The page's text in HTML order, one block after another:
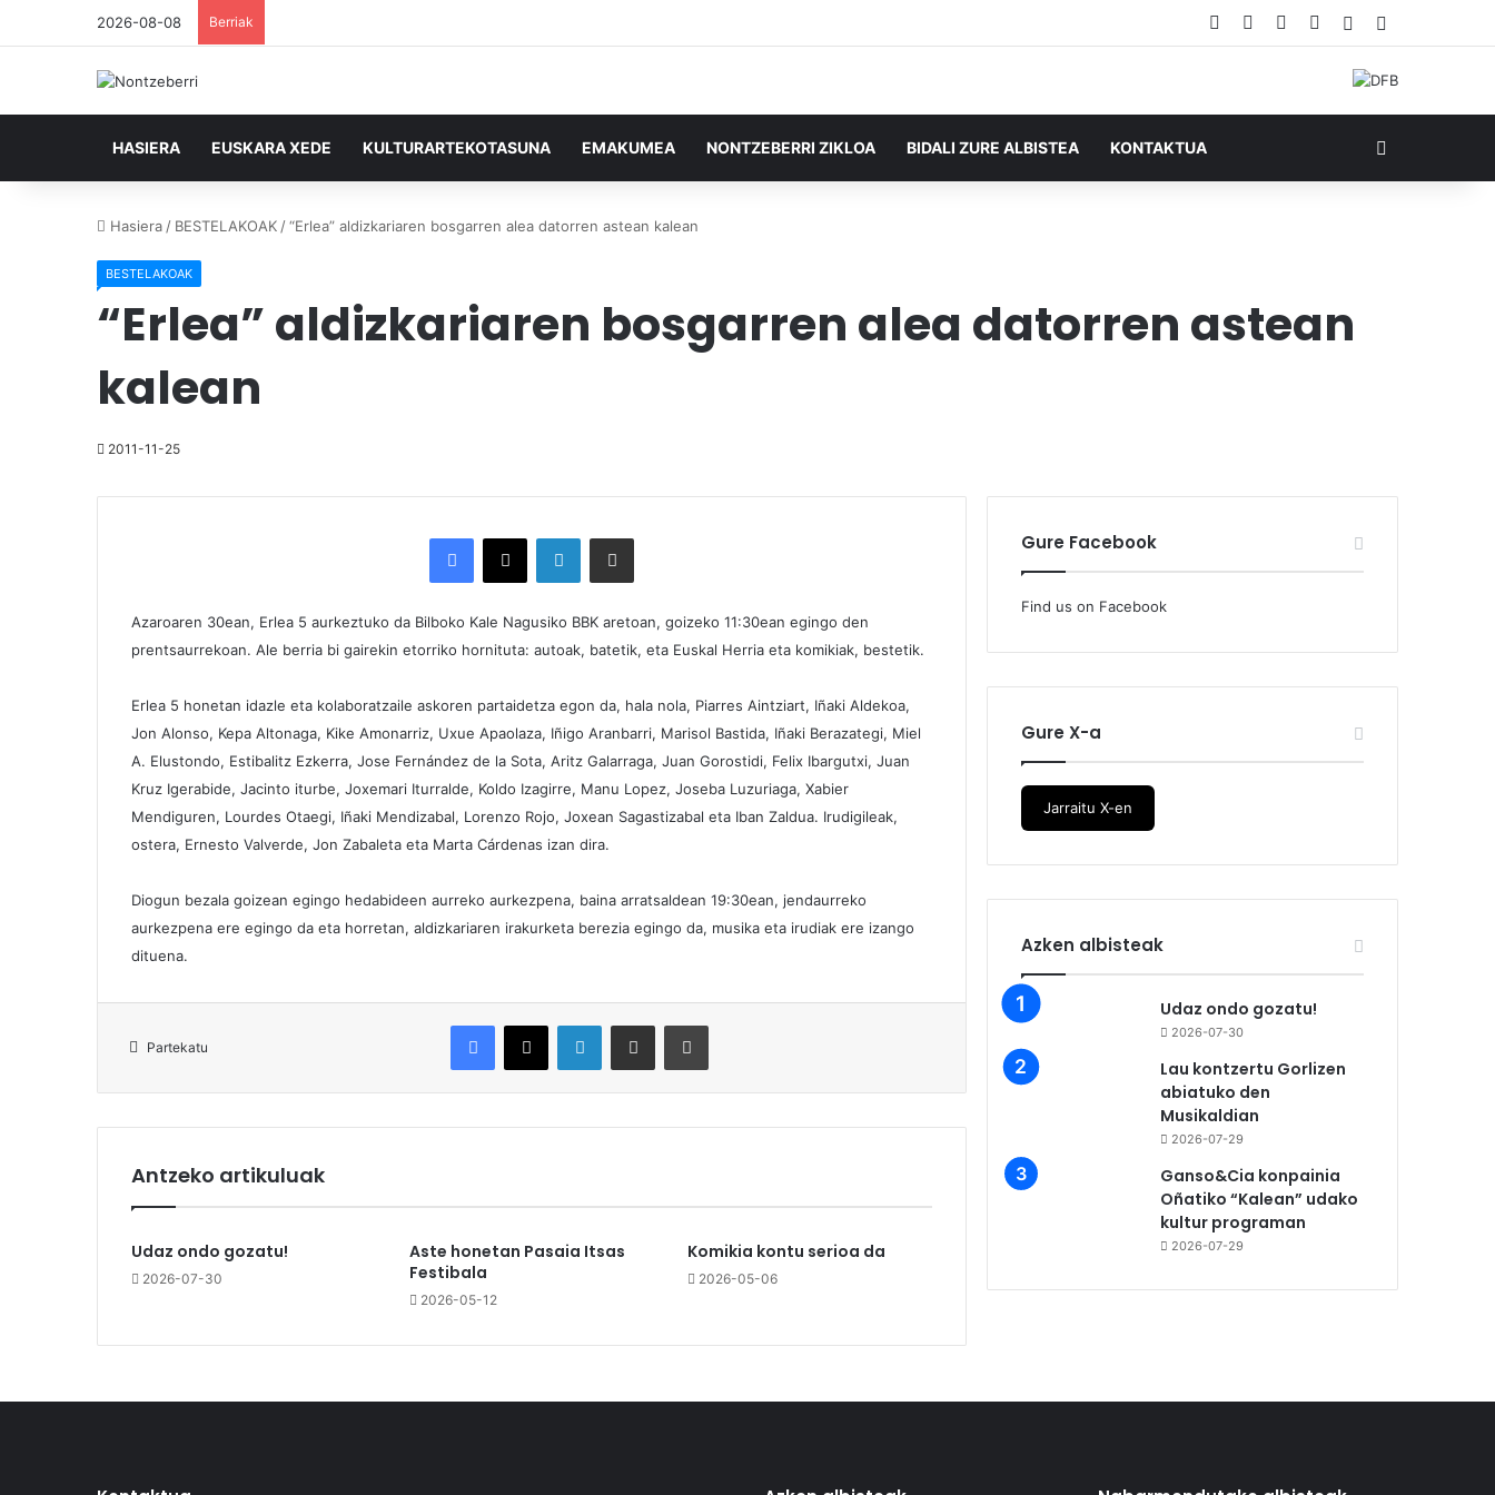
2026-08-08 Berriak Facebook YouTube
RSS Ausazko
HASIERA EUSKARA XEDE KULTURARTEKOTASUNA EMAKUMEA NONTZEBERRI ZIKLOA BIDALI ZURE ALBISTEA KONTAKTUA
Hasiera / BESTELAKOAK /“Erlea” aldizkariaren bosgarren alea datorren astean kalean
BESTELAKOAK
“Erlea” aldizkariaren bosgarren alea datorren astean
kalean
2011-11-25
Azaroaren 30ean, Erlea 5 aurkeztuko da Bilboko Kale Nagusiko BBK aretoan, goizeko 11:30ean egingo den
prentsaurrekoan. Ale berria bi gairekin etorriko hornituta: autoak, batetik, eta Euskal Herria eta komikiak, bestetik.
Erlea 5 honetan idazle eta kolaboratzaile askoren partaidetza egon da, hala nola, Piarres Aintziart, Iñaki Aldekoa,
Jon Alonso, Kepa Altonaga, Kike Amonarriz, Uxue Apaolaza, Iñigo Aranbarri, Marisol Bastida, Iñaki Berazategi, Miel
A. Elustondo, Estibalitz Ezkerra, Jose Fernández de la Sota, Aritz Galarraga, Juan Gorostidi, Felix Ibargutxi, Juan
Kruz Igerabide, Jacinto iturbe, Joxemari Iturralde, Koldo Izagirre, Manu Lopez, Joseba Luzuriaga, Xabier
Mendiguren, Lourdes Otaegi, Iñaki Mendizabal, Lorenzo Rojo, Joxean Sagastizabal eta Iban Zaldua. Irudigileak,
ostera, Ernesto Valverde, Jon Zabaleta eta Marta Cárdenas izan dira.
Diogun bezala goizean egingo hedabideen aurreko aurkezpena, baina arratsaldean 19:30ean, jendaurreko
aurkezpena ere egingo da eta horretan, aldizkariaren irakurketa berezia egingo da, musika eta irudiak ere izango
dituena.
Partekatu
Antzeko artikuluak
Udaz ondo gozatu!
2026-07-30
Aste honetan Pasaia Itsas
Festibala
2026-05-12
Komikia kontu serioa da
2026-05-06
Gure Facebook
Find us on Facebook
Gure X-a
Jarraitu X-en
Azken albisteak
Udaz ondo gozatu!
2026-07-30
Lau kontzertu Gorlizen
abiatuko den
Musikaldian
2026-07-29
Ganso&Cia konpainia
Oñatiko “Kalean” udako
kultur programan
2026-07-29